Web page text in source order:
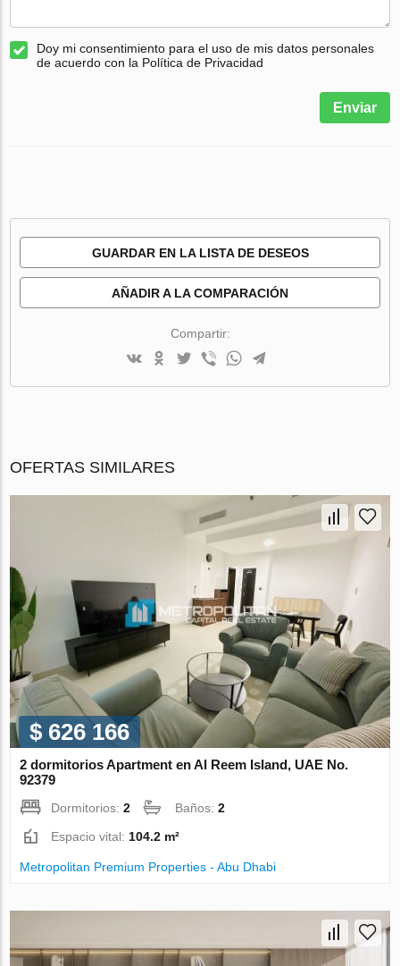
Doy mi consentimiento para el uso de mis datos personales
de acuerdo con la Política de Privacidad
Enviar
GUARDAR EN LA LISTA DE DESEOS
AÑADIR A LA COMPARACIÓN
Compartir:
OFERTAS SIMILARES
$ 626 166
2 dormitorios Apartment en Al Reem Island, UAE No.
92379
Dormitorios:2 Baños:2
Espacio vital:104.2 m²
Metropolitan Premium Properties - Abu Dhabi